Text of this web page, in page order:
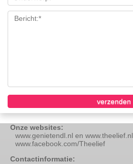
Onze websites:
www.genietendl.nl en www.theelief.nl
www.facebook.com/Theelief
Contactinformatie: